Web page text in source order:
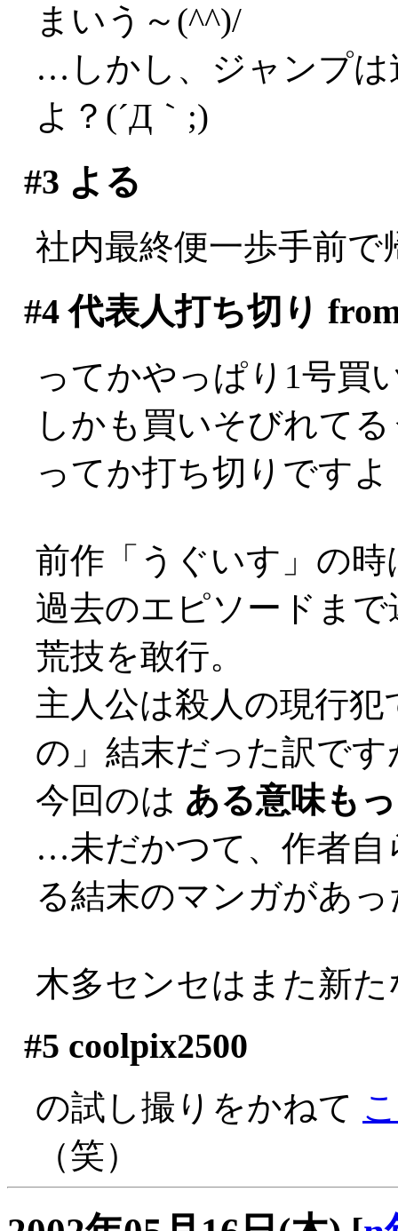
まいう～(^^)/
…しかし、ジャンプは
よ？(´Д｀;)
#3 よる
社内最終便一歩手前で
#4代表人打ち切り
ってかやっぱり1号買
しかも買いそびれて
ってか打ち切りですよ
前作「うぐいす」の
過去のエピソードま
荒技を敢行。
主人公は殺人の現行
の」結末だった訳です
今回のは ある意味も
…未だかつて、作者自
る結末のマンガがあ
木多センセはまた新
#5 coolpix2500
の試し撮りをかねて
（笑）